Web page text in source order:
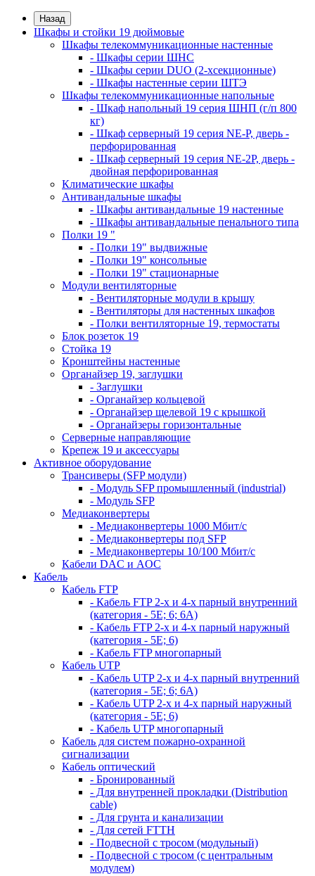
Назад
Шкафы и стойки 19 дюймовые
Шкафы телекоммуникационные настенные
- Шкафы серии ШНС
- Шкафы серии DUO (2-хсекционные)
- Шкафы настенные серии ШТЭ
Шкафы телекоммуникационные напольные
- Шкаф напольный 19 серия ШНП (г/п 800
кг)
- Шкаф серверный 19 серия NE-P, дверь -
перфорированная
- Шкаф серверный 19 серия NE-2P, дверь -
двойная перфорированная
Климатические шкафы
Антивандальные шкафы
- Шкафы антивандальные 19 настенные
- Шкафы антивандальные пенального типа
Полки 19 "
- Полки 19" выдвижные
- Полки 19" консольные
- Полки 19" стационарные
Модули вентиляторные
- Вентиляторные модули в крышу
- Вентиляторы для настенных шкафов
- Полки вентиляторные 19, термостаты
Блок розеток 19
Стойка 19
Кронштейны настенные
Органайзер 19, заглушки
- Заглушки
- Органайзер кольцевой
- Органайзер щелевой 19 с крышкой
- Органайзеры горизонтальные
Серверные направляющие
Крепеж 19 и аксессуары
Активное оборудование
Трансиверы (SFP модули)
- Модуль SFP промышленный (industrial)
- Модуль SFP
Медиаконвертеры
- Медиаконвертеры 1000 Мбит/с
- Медиаконвертеры под SFP
- Медиаконвертеры 10/100 Мбит/с
Кабели DAC и AOC
Кабель
Кабель FTP
- Кабель FTP 2-х и 4-х парный внутренний
(категория - 5Е; 6; 6А)
- Кабель FTP 2-х и 4-х парный наружный
(категория - 5Е; 6)
- Кабель FTP многопарный
Кабель UTP
- Кабель UTP 2-х и 4-х парный внутренний
(категория - 5Е; 6; 6А)
- Кабель UTP 2-х и 4-х парный наружный
(категория - 5Е; 6)
- Кабель UTP многопарный
Кабель для систем пожарно-охранной
сигнализации
Кабель оптический
- Бронированный
- Для внутренней прокладки (Distribution
cable)
- Для грунта и канализации
- Для сетей FTTH
- Подвесной с тросом (модульный)
- Подвесной с тросом (с центральным
модулем)